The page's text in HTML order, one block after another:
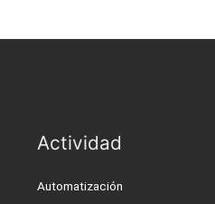
Actividad
Automatización